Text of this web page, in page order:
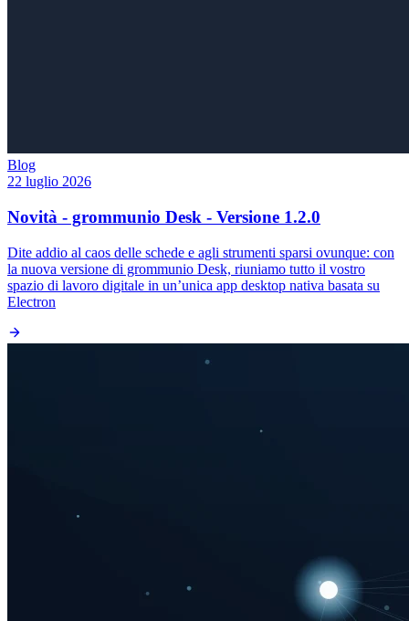
Blog
22 luglio 2026
Novità - grommunio Desk - Versione 1.2.0
Dite addio al caos delle schede e agli strumenti sparsi ovunque: con
la nuova versione di grommunio Desk, riuniamo tutto il vostro
spazio di lavoro digitale in un’unica app desktop nativa basata su
Electron